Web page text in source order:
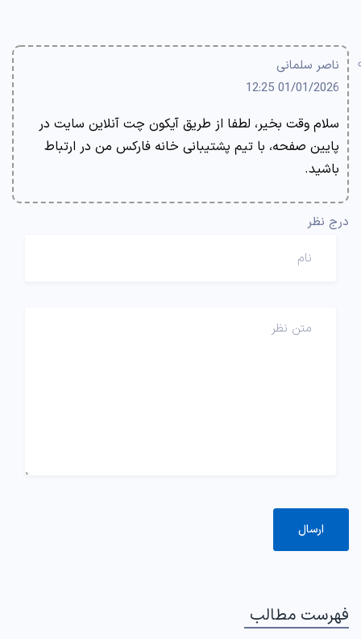
ناصر سلمانی
01/01/2026 12:25
سلام وقت بخیر، لطفا از طریق آیکون چت آنلاین سایت در
پایین صفحه، با تیم پشتیبانی خانه فارکس من در ارتباط
باشید.
درج نظر
فهرست مطالب